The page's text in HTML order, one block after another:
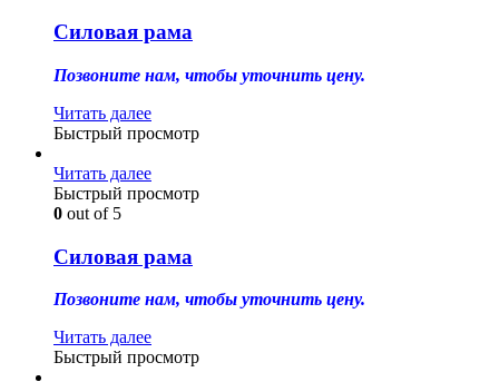
Силовая рама
Позвоните нам, чтобы уточнить цену.
Читать далее
Быстрый просмотр
Читать далее
Быстрый просмотр
0 out of 5
Силовая рама
Позвоните нам, чтобы уточнить цену.
Читать далее
Быстрый просмотр